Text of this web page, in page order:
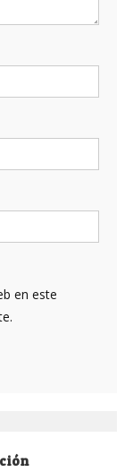
en este